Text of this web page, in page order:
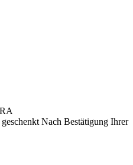
Nach Bestätigung Ihrer